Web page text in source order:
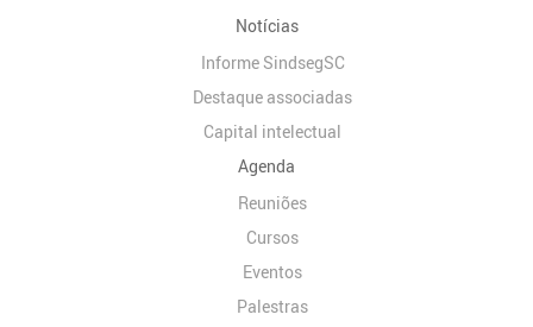
Notícias
Informe SindsegSC
Destaque associadas
Capital intelectual
Agenda
Reuniões
Cursos
Eventos
Palestras